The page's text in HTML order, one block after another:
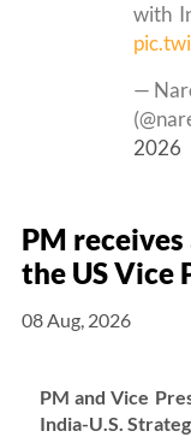
with
—
2026
PM
the US Vice
08 Aug, 2026
PM and Vice
India-U.S.